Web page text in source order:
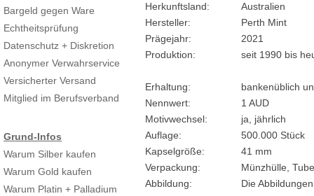
Bargeld gegen Ware
Echtheitsprüfung
Datenschutz + Diskretion
Anonymer Verwahrservice
Versicherter Versand
Mitglied im Berufsverband
Grund-Infos
Warum Silber kaufen
Warum Gold kaufen
Warum Platin + Palladium
Herkunftsland:
Australien
Hersteller:
Perth Mint
Prägejahr:
2021
Produktion:
seit 1990 bis
Erhaltung:
bankenüblich
Nennwert:
1 AUD
Motivwechsel:
ja, jährlich
Auflage:
500.000 Stück
Kapselgröße:
41 mm
Verpackung:
Münzhülle, Tube
Abbildung:
Die